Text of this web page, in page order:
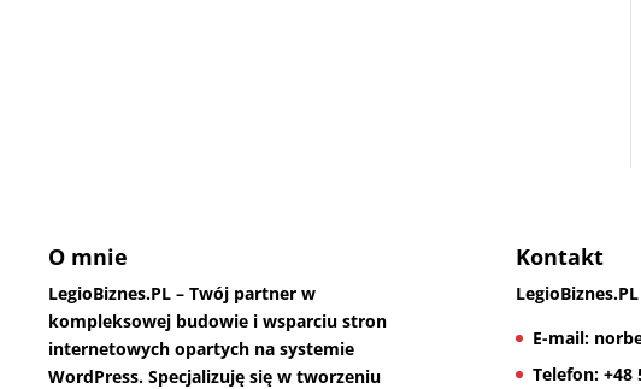
O mnie
LegioBiznes.PL – Twój partner w
kompleksowej budowie i wsparciu stron
internetowych opartych na systemie
WordPress. Specjalizuję się w tworzeniu
Kontakt
LegioBiznes.PL
E-mail:
Telefon:+48